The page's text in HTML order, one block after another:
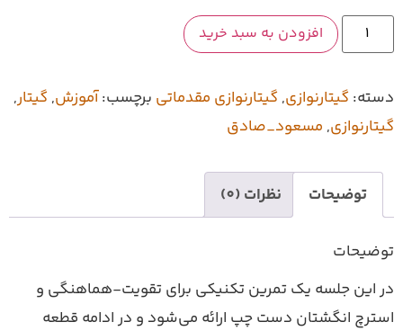
افزودن به سبد خرید
,گیتارنوازی مقدماتی برچسب:آموزش,گیتار,
مسعود_صادق
نظرات (0)
یک تمرین تکنیکی برای تقویت-هماهنگی و
دست چپ ارائه می‌شود و در ادامه قطعه